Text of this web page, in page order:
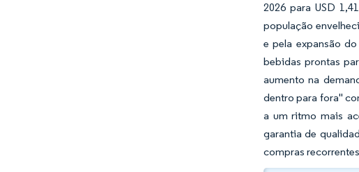
2026 para USD
população
e pela expansão
bebidas prontas
aumento na
dentro para fora"
a um ritmo mais
garantia de
compras